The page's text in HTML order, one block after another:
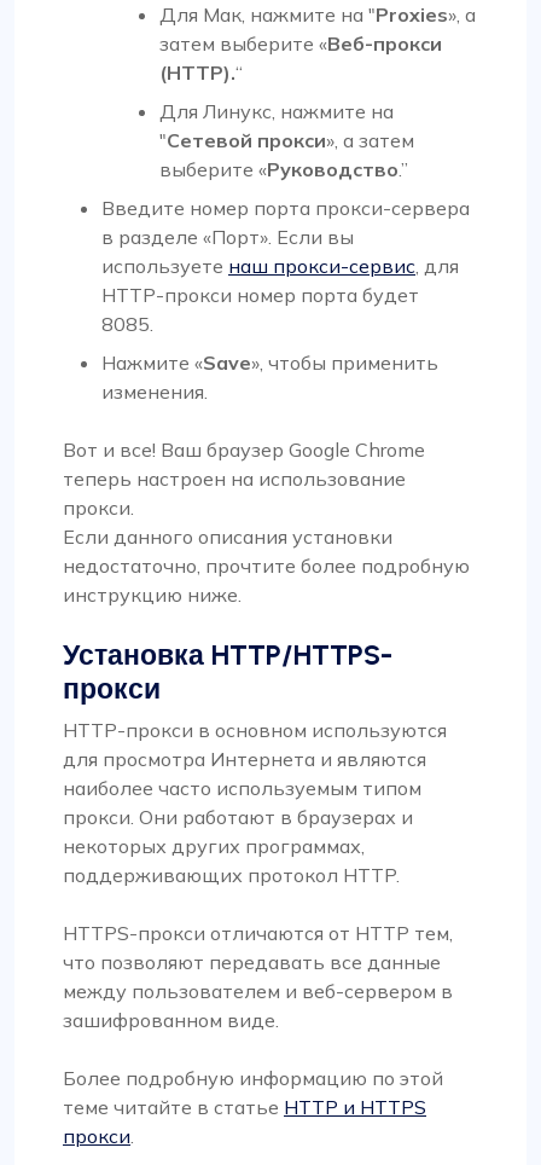
Для Мак , нажмите на "Proxies», а
затем выберите «Веб-прокси
(HTTP).“
Для Линукс , нажмите на
"Сетевой прокси», а затем
выберите «Руководство.”
Введите номер порта прокси-сервера
в разделе «Порт». Если вы
используете наш прокси-сервис , для
HTTP-прокси номер порта будет
8085.
Нажмите «Save», чтобы применить
изменения.
Вот и все! Ваш браузер Google Chrome
теперь настроен на использование
прокси.
Если данного описания установки
недостаточно, прочтите более подробную
инструкцию ниже.
Установка HTTP/HTTPS-
прокси
HTTP-прокси в основном используются
для просмотра Интернета и являются
наиболее часто используемым типом
прокси. Они работают в браузерах и
некоторых других программах,
поддерживающих протокол HTTP.
HTTPS-прокси отличаются от HTTP тем,
что позволяют передавать все данные
между пользователем и веб-сервером в
зашифрованном виде.
Более подробную информацию по этой
теме читайте в статье HTTP и HTTPS
прокси